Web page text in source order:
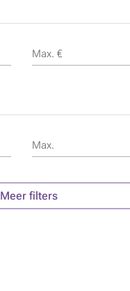
Max. €
Max.
Meer filters